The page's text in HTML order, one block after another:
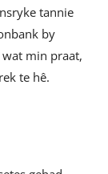
tannie
by
min praat,
te hê.